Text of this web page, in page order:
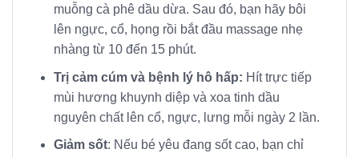
muỗng cà phê dầu dừa. Sau đó, bạn hãy bôi
lên ngực, cổ, họng rồi bắt đầu massage nhẹ
nhàng từ 10 đến 15 phút.
Trị cảm cúm và bệnh lý hô hấp: Hít trực tiếp
mùi hương khuynh diệp và xoa tinh dầu
nguyên chất lên cổ, ngực, lưng mỗi ngày 2 lần.
Giảm sốt: Nếu bé yêu đang sốt cao, bạn chỉ